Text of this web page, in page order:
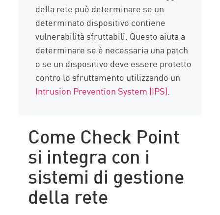
della rete può determinare se un
determinato dispositivo contiene
vulnerabilità sfruttabili. Questo aiuta a
determinare se è necessaria una patch
o se un dispositivo deve essere protetto
contro lo sfruttamento utilizzando un
Intrusion Prevention System (IPS).
Come Check Point
si integra con i
sistemi di gestione
della rete